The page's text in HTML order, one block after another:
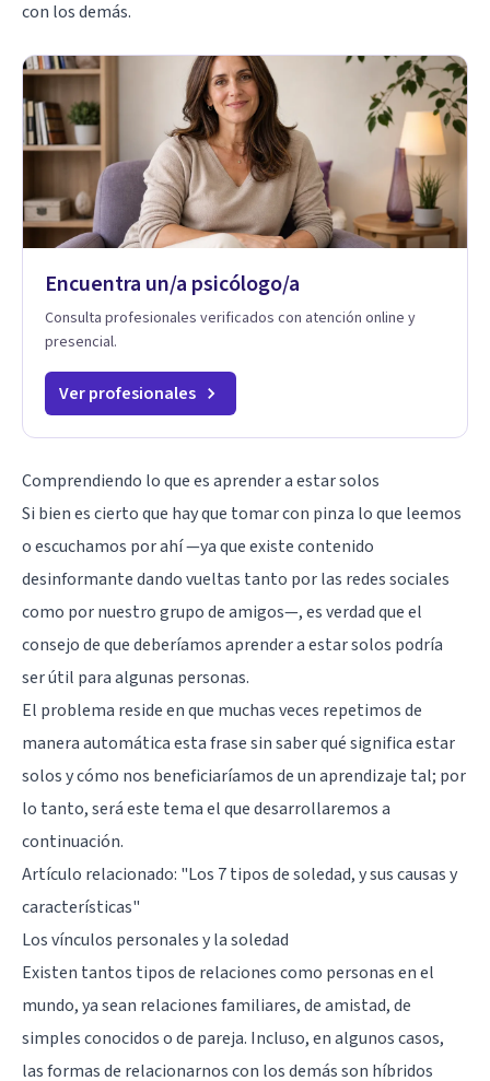
con los demás.
Encuentra un/a psicólogo/a
Consulta profesionales verificados con atención online y
presencial.
Ver profesionales
Comprendiendo lo que es aprender a estar solos
Si bien es cierto que hay que tomar con pinza lo que leemos
o escuchamos por ahí —ya que existe contenido
desinformante dando vueltas tanto por las redes sociales
como por nuestro grupo de amigos—, es verdad que el
consejo de que deberíamos aprender a estar solos podría
ser útil para algunas personas.
El problema reside en que muchas veces repetimos de
manera automática esta frase sin saber qué significa estar
solos y cómo nos beneficiaríamos de un aprendizaje tal; por
lo tanto, será este tema el que desarrollaremos a
continuación.
Artículo relacionado: "Los 7 tipos de soledad, y sus causas y
características"
Los vínculos personales y la soledad
Existen tantos tipos de relaciones como personas en el
mundo, ya sean relaciones familiares, de amistad, de
simples conocidos o de pareja. Incluso, en algunos casos,
las formas de relacionarnos con los demás son híbridos